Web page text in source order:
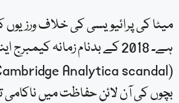
میٹا کی پرائیویسی کی خلاف ورزیوں
ہے۔ 2018 کے بدنام زمانہ
بچوں کی آن لائن حفاظت میں